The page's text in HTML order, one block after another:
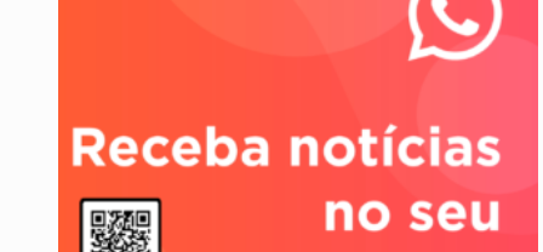
O Departamento de Estado
A final coloca frente a frente